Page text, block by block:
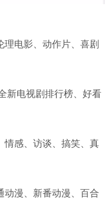
理电影、动作片、喜剧
新电视剧排行榜、好看
情感、访谈、搞笑、真
动漫、新番动漫、百合